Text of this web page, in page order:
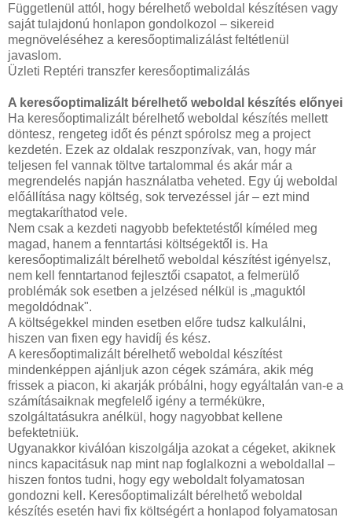
Függetlenül attól, hogy bérelhető weboldal készítésen vagy
saját tulajdonú honlapon gondolkozol – sikereid
megnöveléséhez a keresőoptimalizálást feltétlenül
javaslom.
Üzleti Reptéri transzfer keresőoptimalizálás
A keresőoptimalizált bérelhető weboldal készítés előnyei
Ha keresőoptimalizált bérelhető weboldal készítés mellett
döntesz, rengeteg időt és pénzt spórolsz meg a project
kezdetén. Ezek az oldalak reszponzívak, van, hogy már
teljesen fel vannak töltve tartalommal és akár már a
megrendelés napján használatba veheted. Egy új weboldal
előállítása nagy költség, sok tervezéssel jár – ezt mind
megtakaríthatod vele.
Nem csak a kezdeti nagyobb befektetéstől kíméled meg
magad, hanem a fenntartási költségektől is. Ha
keresőoptimalizált bérelhető weboldal készítést igényelsz,
nem kell fenntartanod fejlesztői csapatot, a felmerülő
problémák sok esetben a jelzésed nélkül is „maguktól
megoldódnak".
A költségekkel minden esetben előre tudsz kalkulálni,
hiszen van fixen egy havidíj és kész.
A keresőoptimalizált bérelhető weboldal készítést
mindenképpen ajánljuk azon cégek számára, akik még
frissek a piacon, ki akarják próbálni, hogy egyáltalán van-e a
számításaiknak megfelelő igény a termékükre,
szolgáltatásukra anélkül, hogy nagyobbat kellene
befektetniük.
Ugyanakkor kiválóan kiszolgálja azokat a cégeket, akiknek
nincs kapacitásuk nap mint nap foglalkozni a weboldallal –
hiszen fontos tudni, hogy egy weboldalt folyamatosan
gondozni kell. Keresőoptimalizált bérelhető weboldal
készítés esetén havi fix költségért a honlapod folyamatosan